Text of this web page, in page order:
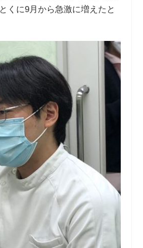
くに9月から急激に増えたと